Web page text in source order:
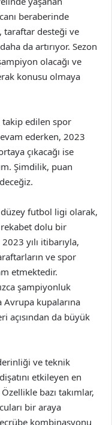
beraberinde
taraftar desteği ve
da artırıyor. Sezon
olacağı ve
konusu olmaya
takip edilen spor
ederken, 2023
çıkacağı ise
Şimdilik, puan
futbol ligi olarak,
dolu bir
yılı itibarıyla,
ve spor
etmektedir.
şampiyonluk
Avrupa kupalarına
açısından da büyük
ve teknik
etkileyen en
bazı takımlar,
bir araya
kombinasyonu